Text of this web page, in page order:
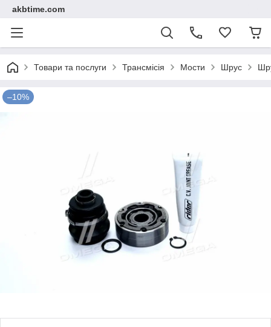
akbtime.com
Товари та послуги Трансмісія Мости Шрус
–10%